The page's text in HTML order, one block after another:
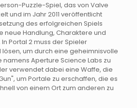
Puzzle-Spiel, das von Valve
und im Jahr 2011 veröffentlicht
des erfolgreichen Spiels
neue Handlung, Charaktere und
Portal 2 muss der Spieler
um durch eine geheimnisvolle
Aperture Science Labs zu
verwendet dabei eine Waffe, die
um Portale zu erschaffen, die es
von einem Ort zum anderen zu